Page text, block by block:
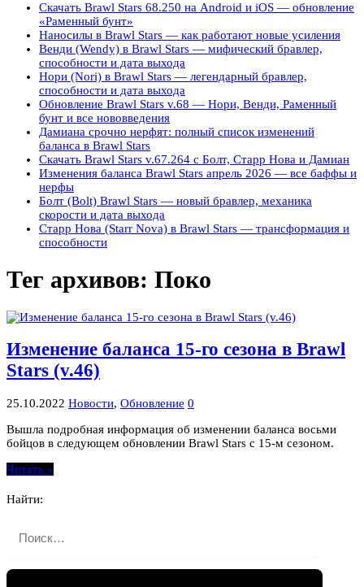
Скачать Brawl Stars 68.250 на Android и iOS — обновление
«Раменный бунт»
Наносилы в Brawl Stars — как работают новые усиления
Венди (Wendy) в Brawl Stars — мифический бравлер,
способности и дата выхода
Нори (Nori) в Brawl Stars — легендарный бравлер,
способности и дата выхода
Обновление Brawl Stars v.68 — Нори, Венди, Раменный
бунт и все нововведения
Дамиана срочно нерфят: полный список изменений
баланса в Brawl Stars
Скачать Brawl Stars v.67.264 с Болт, Старр Нова и Дамиан
Изменения баланса Brawl Stars апрель 2026 — все баффы и
нерфы
Болт (Bolt) Brawl Stars — новый бравлер, механика
скорости и дата выхода
Старр Нова (Starr Nova) в Brawl Stars — трансформация и
способности
Тег архивов: Поко
Изменение баланса 15-го сезона в Brawl
Stars (v.46)
25.10.2022 Новости, Обновление 0
Вышла подробная информация об изменении баланса восьми
бойцов в следующем обновлении Brawl Stars с 15-м сезоном.
Читать »
Найти: